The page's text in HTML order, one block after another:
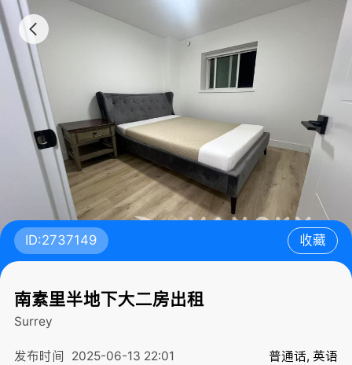
ID:2737149 收藏
南素里半地下大二房出租
Surrey
发布时间 2025-06-13 22:01 普通话, 英语